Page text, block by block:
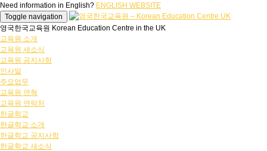
Need information in English? ENGLISH WEBSITE
Toggle navigation
영국한국교육원 Korean Education Centre in the UK
교육원 소개
교육원 새소식
교육원 공지사항
인사말
주요업무
교육원 연혁
교육원 연락처
한글학교
한글학교 소개
한글학교 공지사항
한글학교 새소식